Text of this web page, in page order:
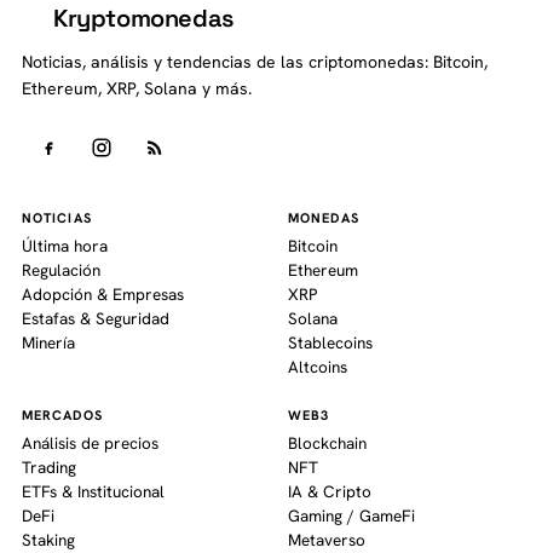
Kryptomonedas
Noticias, análisis y tendencias de las criptomonedas: Bitcoin,
Ethereum, XRP, Solana y más.
NOTICIAS
Última hora
Regulación
Adopción & Empresas
Estafas & Seguridad
Minería
MONEDAS
Bitcoin
Ethereum
XRP
Solana
Stablecoins
Altcoins
MERCADOS
Análisis de precios
Trading
ETFs & Institucional
DeFi
Staking
WEB3
Blockchain
NFT
IA & Cripto
Gaming / GameFi
Metaverso